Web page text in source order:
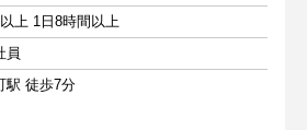
上 1日8時間以上
員
駅 徒歩7分